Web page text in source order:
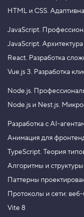
HTML и CSS.
JavaScript.
JavaScript.
React. Разработка
Vue.js 3. Разработка
Node.js.
Node.js и Nest.js.
Разработка с AI-
Анимация для
TypeScript. Теория
Алгоритмы и
Паттерны
Протоколы и сети:
Vite 8